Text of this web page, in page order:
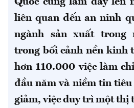
liên quan đến an ninh
ngành sản xuất trong
trong bối cảnh nền kinh
hơn 110.000 việc làm
đầu năm và niềm tin
giảm, việc duy trì một thị